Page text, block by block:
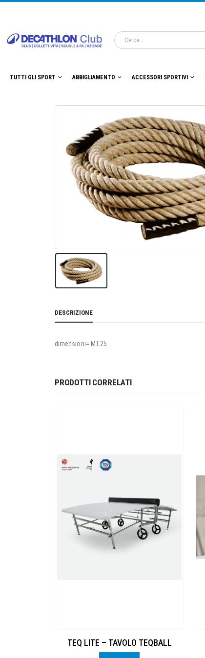
TUTTI GLI SPORT ABBIGLIAMENTO ACCESSORI SPORTIVI
DESCRIZIONE
dimensioni= MT.25
PRODOTTI CORRELATI
TEQ LITE – TAVOLO TEQBALL